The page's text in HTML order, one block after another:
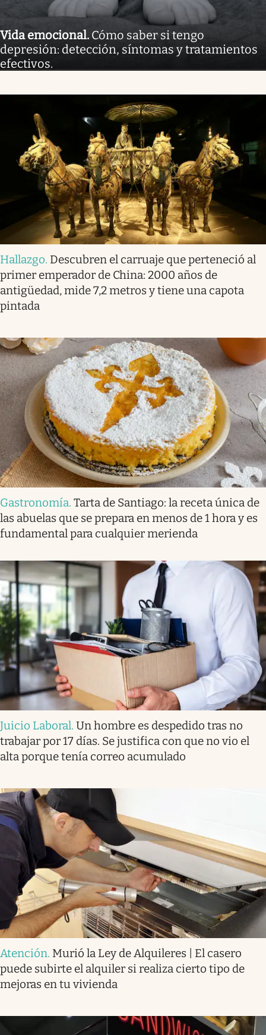
Vida emocional. Cómo saber si tengo
depresión: detección, síntomas y tratamientos
efectivos.
Hallazgo. Descubren el carruaje que perteneció al
primer emperador de China: 2000 años de
antigüedad, mide 7,2 metros y tiene una capota
pintada
Gastronomía. Tarta de Santiago: la receta única de
las abuelas que se prepara en menos de 1 hora y es
fundamental para cualquier merienda
Juicio Laboral. Un hombre es despedido tras no
trabajar por 17 días. Se justifica con que no vio el
alta porque tenía correo acumulado
Atención. Murió la Ley de Alquileres | El casero
puede subirte el alquiler si realiza cierto tipo de
mejoras en tu vivienda